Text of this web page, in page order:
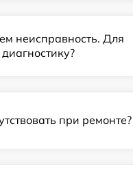
неисправность. Для
при ремонте?